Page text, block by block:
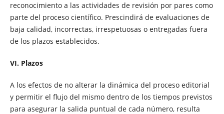
reconocimiento a las actividades de revisión por pares como
parte del proceso científico. Prescindirá de evaluaciones de
baja calidad, incorrectas, irrespetuosas o entregadas fuera
de los plazos establecidos.
VI. Plazos
A los efectos de no alterar la dinámica del proceso editorial
y permitir el flujo del mismo dentro de los tiempos previstos
para asegurar la salida puntual de cada número, resulta